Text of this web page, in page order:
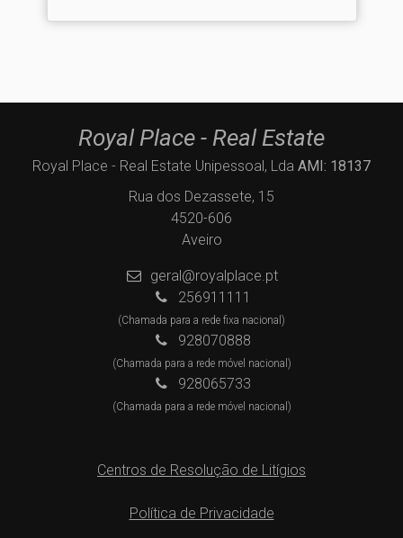
Royal Place - Real Estate
Royal Place - Real Estate Unipessoal, Lda AMI: 18137
Rua dos Dezassete, 15
4520-606
Aveiro
geral@royalplace.pt
256911111
(Chamada para a rede fixa nacional)
928070888
(Chamada para a rede móvel nacional)
928065733
(Chamada para a rede móvel nacional)
Centros de Resolução de Litígios
Política de Privacidade